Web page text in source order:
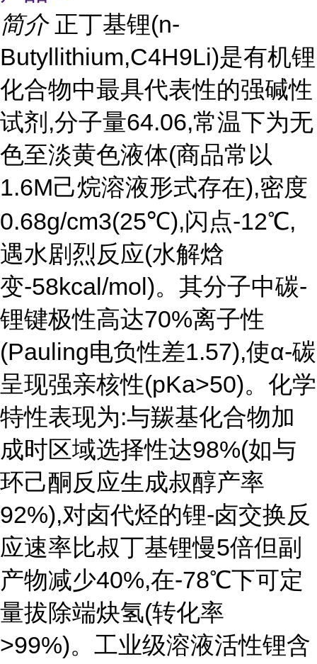
简介 正丁基锂(n-
Butyllithium,C4H9Li)是有机锂
化合物中最具代表性的强碱性
试剂,分子量64.06,常温下为无
色至淡黄色液体(商品常以
1.6M己烷溶液形式存在),密度
0.68g/cm3(25℃),闪点-12℃,
遇水剧烈反应(水解焓
变-58kcal/mol)。其分子中碳-
锂键极性高达70%离子性
(Pauling电负性差1.57),使α-碳
呈现强亲核性(pKa>50)。化学
特性表现为:与羰基化合物加
成时区域选择性达98%(如与
环己酮反应生成叔醇产率
92%),对卤代烃的锂-卤交换反
应速率比叔丁基锂慢5倍但副
产物减少40%,在-78℃下可定
量拔除端炔氢(转化率
>99%)。工业级溶液活性锂含